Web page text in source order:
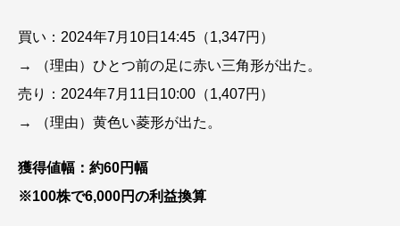
買い：2024年7月10日14:45（1,347円）
→ （理由）ひとつ前の足に赤い三角形が出た。
売り：2024年7月11日10:00（1,407円）
→ （理由）黄色い菱形が出た。
獲得値幅：約60円幅
※100株で6,000円の利益換算